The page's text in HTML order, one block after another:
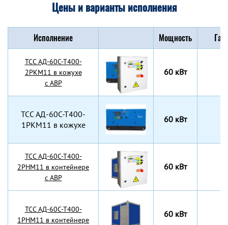
Цены и варианты исполнения
Исполнение Мощность
TCC АД-60С-Т400-
2РКМ11 в кожухе
с АВР
60 кВт
TCC АД-60С-Т400-
1РКМ11 в кожухе
60 кВт
TCC АД-60С-Т400-
2РНМ11 в контейнере
с АВР
60 кВт
TCC АД-60С-Т400-
1РНМ11 в контейнере
60 кВт